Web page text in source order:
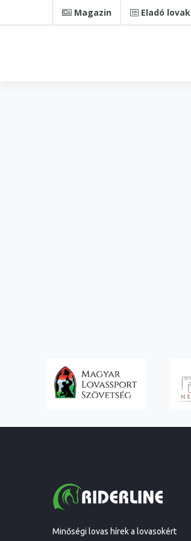
Magazin Eladó lovak
Minőségi lovas hírek a lovasokért